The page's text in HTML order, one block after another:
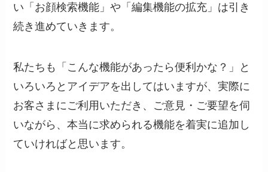
い「お顔検索機能」や「編集機能の拡充」は引き
続き進めていきます。
私たちも「こんな機能があったら便利かな？」と
いろいろとアイデアを出してはいますが、実際に
お客さまにご利用いただき、ご意見・ご要望を伺
いながら、本当に求められる機能を着実に追加し
ていければと思います。